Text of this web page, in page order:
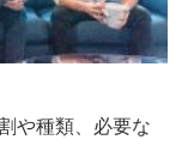
や種類、必要な